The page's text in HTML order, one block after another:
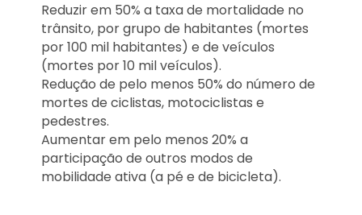
Reduzir em 50% a taxa de mortalidade no
trânsito, por grupo de habitantes (mortes
por 100 mil habitantes) e de veículos
(mortes por 10 mil veículos).
Redução de pelo menos 50% do número de
mortes de ciclistas, motociclistas e
pedestres.
Aumentar em pelo menos 20% a
participação de outros modos de
mobilidade ativa (a pé e de bicicleta).